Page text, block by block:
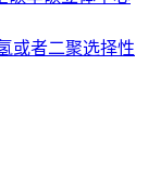
或者二聚选择性